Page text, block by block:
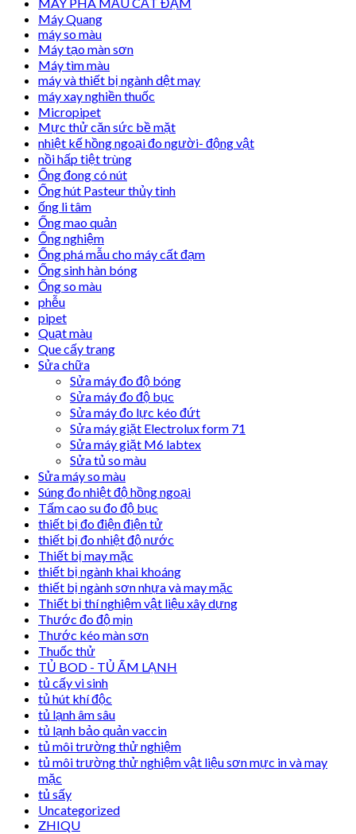
MÁY PHÁ MẪU CẤT ĐẠM
Máy Quang
máy so màu
Máy tạo màn sơn
Máy tìm màu
máy và thiết bị ngành dệt may
máy xay nghiền thuốc
Micropipet
Mực thử căn sức bề mặt
nhiệt kế hồng ngoại đo người- động vật
nồi hấp tiệt trùng
Ống đong có nút
Ống hút Pasteur thủy tinh
ống li tâm
Ống mao quản
Ống nghiệm
Ống phá mẫu cho máy cất đạm
Ống sinh hàn bóng
Ống so màu
phễu
pipet
Quạt màu
Que cấy trang
Sửa chữa
Sửa máy đo độ bóng
Sửa máy đo độ bục
Sửa máy đo lực kéo đứt
Sửa máy giặt Electrolux form 71
Sửa máy giặt M6 labtex
Sửa tủ so màu
Sửa máy so màu
Súng đo nhiệt độ hồng ngoại
Tấm cao su đo độ bục
thiết bị đo điện điện tử
thiết bị đo nhiệt độ nước
Thiết bị may mặc
thiết bị ngành khai khoáng
thiết bị ngành sơn nhựa và may mặc
Thiết bị thí nghiệm vật liệu xây dựng
Thước đo độ mịn
Thước kéo màn sơn
Thuốc thử
TỦ BOD - TỦ ẤM LẠNH
tủ cấy vi sinh
tủ hút khí độc
tủ lạnh âm sâu
tủ lạnh bảo quản vaccin
tủ môi trường thử nghiệm
tủ môi trường thử nghiệm vật liệu sơn mực in và may
mặc
tủ sấy
Uncategorized
ZHIQU